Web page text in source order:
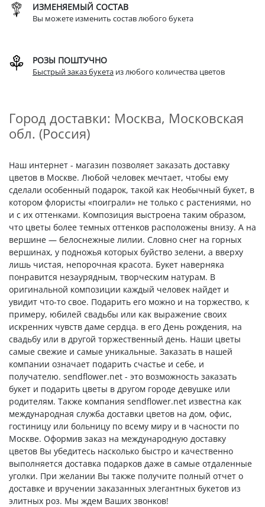
ИЗМЕНЯЕМЫЙ СОСТАВ
Вы можете изменить состав любого букета
РОЗЫ ПОШТУЧНО
Быстрый заказ букета из любого количества цветов
Город доставки: Москва, Московская
обл. (Россия)
Наш интернет - магазин позволяет заказать доставку
цветов в Москве. Любой человек мечтает, чтобы ему
сделали особенный подарок, такой как Необычный букет, в
котором флористы «поиграли» не только с растениями, но
и с их оттенками. Композиция выстроена таким образом,
что цветы более темных оттенков расположены внизу. А на
вершине — белоснежные лилии. Словно снег на горных
вершинах, у подножья которых буйство зелени, а вверху
лишь чистая, непорочная красота. Букет наверняка
понравится незаурядным, творческим натурам. В
оригинальной композиции каждый человек найдет и
увидит что-то свое. Подарить его можно и на торжество, к
примеру, юбилей свадьбы или как выражение своих
искренних чувств даме сердца. в его День рождения, на
свадьбу или в другой торжественный день. Наши цветы
самые свежие и самые уникальные. Заказать в нашей
компании означает подарить счастье и себе, и
получателю. sendflower.net - это возможность заказать
букет и подарить цветы в другом городе девушке или
родителям. Также компания sendflower.net известна как
международная служба доставки цветов на дом, офис,
гостиницу или больницу по всему миру и в часности по
Москве. Оформив заказ на международную доставку
цветов Вы убедитесь насколько быстро и качественно
выполняется доставка подарков даже в самые отдаленные
уголки. При желании Вы также получите полный отчет о
доставке и вручении заказанных элегантных букетов из
элитных роз. Мы ждем Ваших звонков!